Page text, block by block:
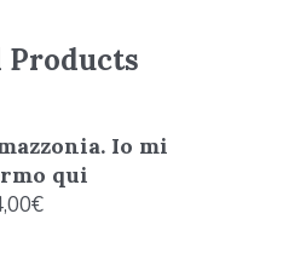
Products
Io mi
qui
€